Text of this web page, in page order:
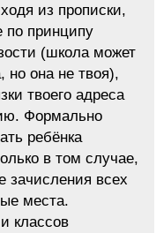
из прописки,
по принципу
(школа может
но она не твоя),
твоего адреса
Формально
ребёнка
в том случае,
зачисления всех
места.
классов